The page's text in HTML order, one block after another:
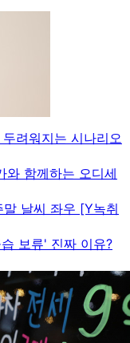
려워지는 시나리오
와 함께하는 오디세
말 날씨 좌우 [Y녹취
보류' 진짜 이유?